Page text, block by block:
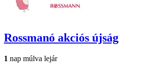
Rossmanó akciós újság
1 nap múlva lejár